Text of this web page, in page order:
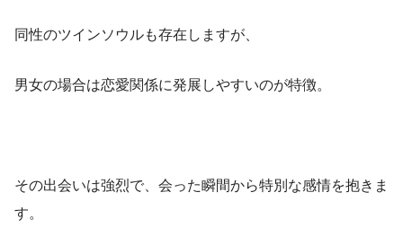
同性のツインソウルも存在しますが、
男女の場合は恋愛関係に発展しやすいのが特徴。
その出会いは強烈で、会った瞬間から特別な感情を抱きま
す。